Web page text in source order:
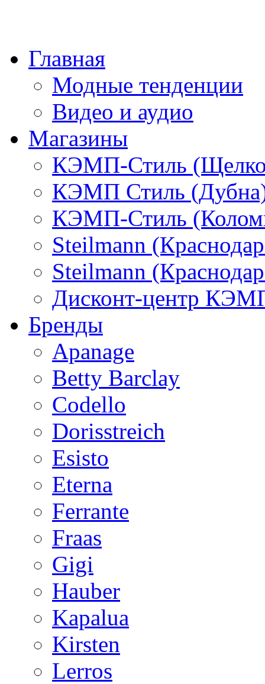
Главная
Модные тенденции
Видео и аудио
Магазины
КЭМП-Стиль
КЭМП Стиль
КЭМП-Стиль
Steilmann
Steilmann
Дисконт-центр
Бренды
Apanage
Betty Barclay
Codello
Dorisstreich
Esisto
Eterna
Ferrante
Fraas
Gigi
Hauber
Kapalua
Kirsten
Lerros